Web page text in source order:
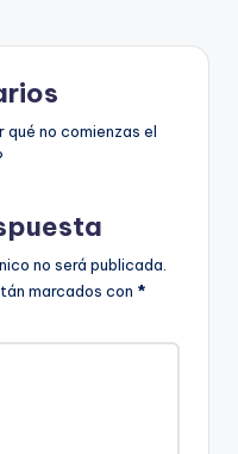
qué no comienzas el
no será publicada.
marcados con *